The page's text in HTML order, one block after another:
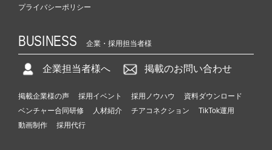
プライバシーポリシー
BUSINESS 企業・採用担当者様
企業担当者様へ 掲載のお問い合わせ
掲載企業様の声 採用イベント 採用ノウハウ
資料ダウンロード
ベンチャー合同研修
人材紹介 チアコネクション
TikTok運用
動画制作
採用代行